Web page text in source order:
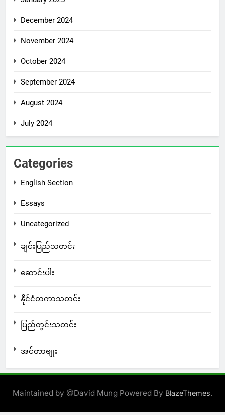
December 2024
November 2024
October 2024
September 2024
August 2024
July 2024
Categories
English Section
Essays
Uncategorized
ချင်းပြည်သတင်း
ဆောင်းပါး
နိုင်ငံတကာသတင်း
ပြည်တွင်းသတင်း
အင်တာဗျုး
Maintained by @David Mung Powered By BlazeThemes.